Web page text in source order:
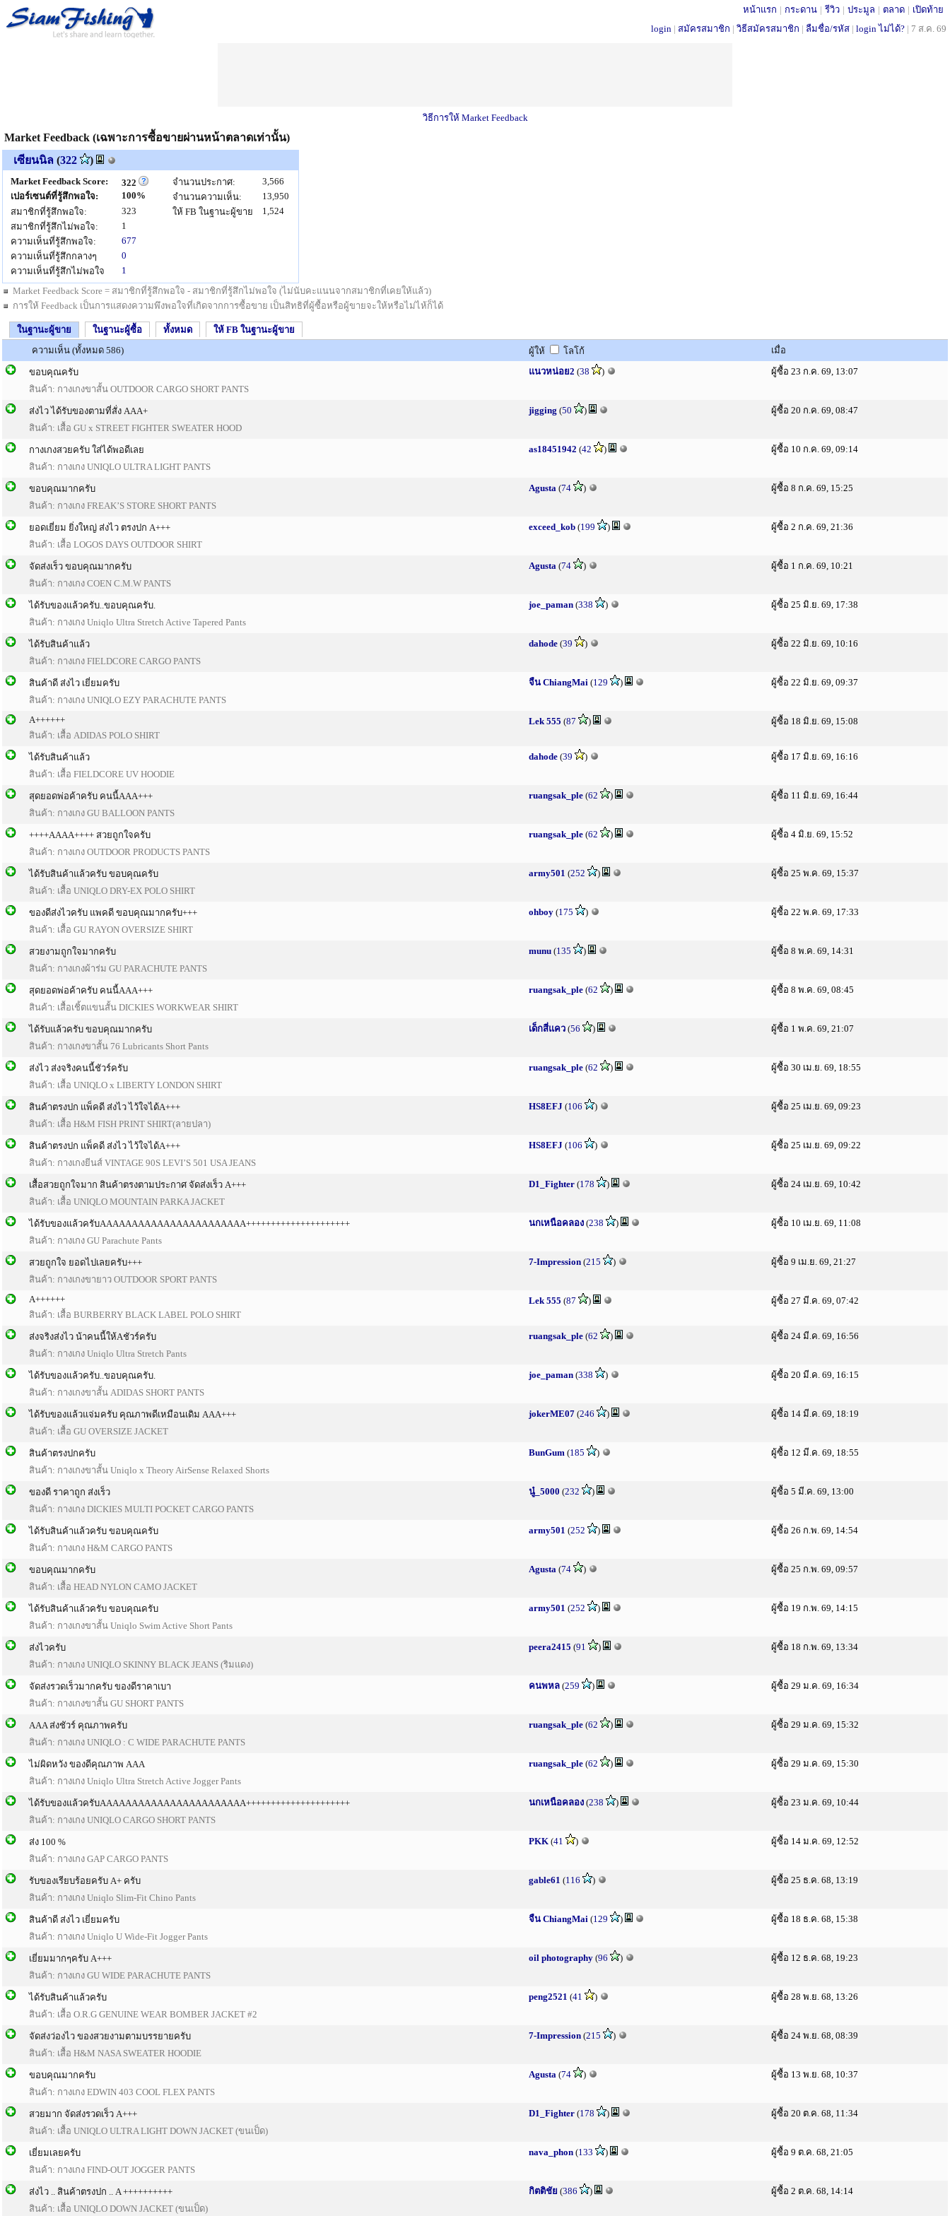
หน้าแรก | กระดาน | รีวิว | ประมูล | ตลาด | เปิดท้าย
login | สมัครสมาชิก | วิธีสมัครสมาชิก | ลืมชื่อ/รหัส | login ไม่ได้? | 7 ส.ค. 69
วิธีการให้ Market Feedback
Market Feedback (เฉพาะการซื้อขายผ่านหน้าตลาดเท่านั้น)
เซียนนิล (322 )
Market Feedback Score:
322
เปอร์เซนต์ที่รู้สึกพอใจ:
100%
สมาชิกที่รู้สึกพอใจ:
323
สมาชิกที่รู้สึกไม่พอใจ:
1
ความเห็นที่รู้สึกพอใจ:
677
ความเห็นที่รู้สึกกลางๆ
0
ความเห็นที่รู้สึกไม่พอใจ
1
จำนวนประกาศ:
3,566
จำนวนความเห็น:
13,950
ให้ FB ในฐานะผู้ขาย
1,524
Market Feedback Score = สมาชิกที่รู้สึกพอใจ - สมาชิกที่รู้สึกไม่พอใจ (ไม่นับคะแนนจากสมาชิกที่เคยให้แล้ว)
การให้ Feedback เป็นการแสดงความพึงพอใจที่เกิดจากการซื้อขาย เป็นสิทธิที่ผู้ซื้อหรือผู้ขายจะให้หรือไม่ไห้ก็ได้
ในฐานะผู้ขาย ในฐานะผู้ซื้อ ทั้งหมด
ให้ FB ในฐานะผู้ขาย
ความเห็น (ทั้งหมด 586)
ผู้ให้ โลโก้ เมื่อ
ขอบคุณครับ
สินค้า: กางเกงขาสั้น OUTDOOR CARGO SHORT PANTS
แนวหน่อย2 (38 ) ผู้ซื้อ 23 ก.ค. 69, 13:07
ส่งไว ได้รับของตามที่สั่ง AAA+
สินค้า: เสื้อ GU x STREET FIGHTER SWEATER HOOD
jigging (50 ) ผู้ซื้อ 20 ก.ค. 69, 08:47
กางเกงสวยครับ ใส่ได้พอดีเลย
สินค้า: กางเกง UNIQLO ULTRA LIGHT PANTS
as18451942 (42 ) ผู้ซื้อ 10 ก.ค. 69, 09:14
ขอบคุณมากครับ
สินค้า: กางเกง FREAK’S STORE SHORT PANTS
Agusta (74 ) ผู้ซื้อ 8 ก.ค. 69, 15:25
ยอดเยี่ยม ยิ่งใหญ่ ส่งไว ตรงปก A+++
สินค้า: เสื้อ LOGOS DAYS OUTDOOR SHIRT
exceed_kob (199 ) ผู้ซื้อ 2 ก.ค. 69, 21:36
จัดส่งเร็ว ขอบคุณมากครับ
สินค้า: กางเกง COEN C.M.W PANTS
Agusta (74 ) ผู้ซื้อ 1 ก.ค. 69, 10:21
ได้รับของแล้วครับ..ขอบคุณครับ.
สินค้า: กางเกง Uniqlo Ultra Stretch Active Tapered Pants
joe_paman (338 ) ผู้ซื้อ 25 มิ.ย. 69, 17:38
ได้รับสินค้าแล้ว
สินค้า: กางเกง FIELDCORE CARGO PANTS
dahode (39 ) ผู้ซื้อ 22 มิ.ย. 69, 10:16
สินค้าดี ส่งไว เยี่ยมครับ
สินค้า: กางเกง UNIQLO EZY PARACHUTE PANTS
จืน ChiangMai (129 ) ผู้ซื้อ 22 มิ.ย. 69, 09:37
A++++++
สินค้า: เสื้อ ADIDAS POLO SHIRT
Lek 555 (87 ) ผู้ซื้อ 18 มิ.ย. 69, 15:08
ได้รับสินค้าแล้ว
สินค้า: เสื้อ FIELDCORE UV HOODIE
dahode (39 ) ผู้ซื้อ 17 มิ.ย. 69, 16:16
สุดยอดพ่อค้าครับ คนนี้AAA+++
สินค้า: กางเกง GU BALLOON PANTS
ruangsak_ple (62 ) ผู้ซื้อ 11 มิ.ย. 69, 16:44
++++AAAA++++ สวยถูกใจครับ
สินค้า: กางเกง OUTDOOR PRODUCTS PANTS
ruangsak_ple (62 ) ผู้ซื้อ 4 มิ.ย. 69, 15:52
ได้รับสินค้าแล้วครับ ขอบคุณครับ
สินค้า: เสื้อ UNIQLO DRY-EX POLO SHIRT
army501 (252 ) ผู้ซื้อ 25 พ.ค. 69, 15:37
ของดีส่งไวครับ แพคดี ขอบคุณมากครับ+++
สินค้า: เสื้อ GU RAYON OVERSIZE SHIRT
ohboy (175 ) ผู้ซื้อ 22 พ.ค. 69, 17:33
สวยงามถูกใจมากครับ
สินค้า: กางเกงผ้าร่ม GU PARACHUTE PANTS
munu (135 ) ผู้ซื้อ 8 พ.ค. 69, 14:31
สุดยอดพ่อค้าครับ คนนี้AAA+++
สินค้า: เสื้อเชิ้ตแขนสั้น DICKIES WORKWEAR SHIRT
ruangsak_ple (62 ) ผู้ซื้อ 8 พ.ค. 69, 08:45
ได้รับแล้วครับ ขอบคุณมากครับ
สินค้า: กางเกงขาสั้น 76 Lubricants Short Pants
เด็กสี่แคว (56 ) ผู้ซื้อ 1 พ.ค. 69, 21:07
ส่งไว ส่งจริงคนนี้ชัวร์ครับ
สินค้า: เสื้อ UNIQLO x LIBERTY LONDON SHIRT
ruangsak_ple (62 ) ผู้ซื้อ 30 เม.ย. 69, 18:55
สินค้าตรงปก แพ็คดี ส่งไว ไว้ใจได้A+++
สินค้า: เสื้อ H&M FISH PRINT SHIRT(ลายปลา)
HS8EFJ (106 ) ผู้ซื้อ 25 เม.ย. 69, 09:23
สินค้าตรงปก แพ็คดี ส่งไว ไว้ใจได้A+++
สินค้า: กางเกงยีนส์ VINTAGE 90S LEVI’S 501 USA JEANS
HS8EFJ (106 ) ผู้ซื้อ 25 เม.ย. 69, 09:22
เสื้อสวย​ถูกใจมาก​ สินค้าตรงตามประกาศ​ จัดส่งเร็ว​ A+++
สินค้า: เสื้อ UNIQLO MOUNTAIN PARKA JACKET
D1_Fighter (178 ) ผู้ซื้อ 24 เม.ย. 69, 10:42
ได้รับของแล้วครับAAAAAAAAAAAAAAAAAAAAAAA+++++++++++++++++++++
สินค้า: กางเกง GU Parachute Pants
นกเหนือคลอง (238 ) ผู้ซื้อ 10 เม.ย. 69, 11:08
สวยถูกใจ ยอดไปเลยครับ+++
สินค้า: กางเกงขายาว OUTDOOR SPORT PANTS
7-Impression (215 ) ผู้ซื้อ 9 เม.ย. 69, 21:27
A++++++
สินค้า: เสื้อ BURBERRY BLACK LABEL POLO SHIRT
Lek 555 (87 ) ผู้ซื้อ 27 มี.ค. 69, 07:42
ส่งจริงส่งไว น้าคนนี้ให้Aชัวร์ครับ
สินค้า: กางเกง Uniqlo Ultra Stretch Pants
ruangsak_ple (62 ) ผู้ซื้อ 24 มี.ค. 69, 16:56
ได้รับของแล้วครับ..ขอบคุณครับ.
สินค้า: กางเกงขาสั้น ADIDAS SHORT PANTS
joe_paman (338 ) ผู้ซื้อ 20 มี.ค. 69, 16:15
ได้รับของแล้วแจ่มครับ คุณภาพดีเหมือนเดิม AAA+++
สินค้า: เสื้อ GU OVERSIZE JACKET
jokerME07 (246 ) ผู้ซื้อ 14 มี.ค. 69, 18:19
สินค้าตรงปกครับ
สินค้า: กางเกงขาสั้น Uniqlo x Theory AirSense Relaxed Shorts
BunGum (185 ) ผู้ซื้อ 12 มี.ค. 69, 18:55
ของดี ราคาถูก ส่งเร็ว
สินค้า: กางเกง DICKIES MULTI POCKET CARGO PANTS
นู๋_5000 (232 ) ผู้ซื้อ 5 มี.ค. 69, 13:00
ได้รับสินค้าแล้วครับ ขอบคุณครับ
สินค้า: กางเกง H&M CARGO PANTS
army501 (252 ) ผู้ซื้อ 26 ก.พ. 69, 14:54
ขอบคุณมากครับ
สินค้า: เสื้อ HEAD NYLON CAMO JACKET
Agusta (74 ) ผู้ซื้อ 25 ก.พ. 69, 09:57
ได้รับสินค้าแล้วครับ ขอบคุณครับ
สินค้า: กางเกงขาสั้น Uniqlo Swim Active Short Pants
army501 (252 ) ผู้ซื้อ 19 ก.พ. 69, 14:15
ส่งไวครับ
สินค้า: กางเกง UNIQLO SKINNY BLACK JEANS (ริมแดง)
peera2415 (91 ) ผู้ซื้อ 18 ก.พ. 69, 13:34
จัดส่งรวดเร็วมากครับ ของดีราคาเบา
สินค้า: กางเกงขาสั้น GU SHORT PANTS
คนพหล (259 ) ผู้ซื้อ 29 ม.ค. 69, 16:34
AAA ส่งชัวร์ คุณภาพครับ
สินค้า: กางเกง UNIQLO : C WIDE PARACHUTE PANTS
ruangsak_ple (62 ) ผู้ซื้อ 29 ม.ค. 69, 15:32
ไม่ผิดหวัง ของดีคุณภาพ AAA
สินค้า: กางเกง Uniqlo Ultra Stretch Active Jogger Pants
ruangsak_ple (62 ) ผู้ซื้อ 29 ม.ค. 69, 15:30
ได้รับของแล้วครับAAAAAAAAAAAAAAAAAAAAAAA+++++++++++++++++++++
สินค้า: กางเกง UNIQLO CARGO SHORT PANTS
นกเหนือคลอง (238 ) ผู้ซื้อ 23 ม.ค. 69, 10:44
ส่ง 100 %
สินค้า: กางเกง GAP CARGO PANTS
PKK (41 ) ผู้ซื้อ 14 ม.ค. 69, 12:52
รับของเรียบร้อยครับ A+ ครับ
สินค้า: กางเกง Uniqlo Slim-Fit Chino Pants
gable61 (116 ) ผู้ซื้อ 25 ธ.ค. 68, 13:19
สินค้าดี ส่งไว เยี่ยมครับ
สินค้า: กางเกง Uniqlo U Wide-Fit Jogger Pants
จืน ChiangMai (129 ) ผู้ซื้อ 18 ธ.ค. 68, 15:38
เยี่ยมมากๆครับ A+++
สินค้า: กางเกง GU WIDE PARACHUTE PANTS
oil photography (96 ) ผู้ซื้อ 12 ธ.ค. 68, 19:23
ได้รับสินค้าแล้วครับ
สินค้า: เสื้อ O.R.G GENUINE WEAR BOMBER JACKET #2
peng2521 (41 ) ผู้ซื้อ 28 พ.ย. 68, 13:26
จัดส่งว่องไว ของสวยงามตามบรรยายครับ
สินค้า: เสื้อ H&M NASA SWEATER HOODIE
7-Impression (215 ) ผู้ซื้อ 24 พ.ย. 68, 08:39
ขอบคุณมากครับ
สินค้า: กางเกง EDWIN 403 COOL FLEX PANTS
Agusta (74 ) ผู้ซื้อ 13 พ.ย. 68, 10:37
สวยมาก จัดส่งรวดเร็ว A+++
สินค้า: เสื้อ UNIQLO ULTRA LIGHT DOWN JACKET (ขนเป็ด)
D1_Fighter (178 ) ผู้ซื้อ 20 ต.ค. 68, 11:34
เยี่ยมเลยครับ
สินค้า: กางเกง FIND-OUT JOGGER PANTS
nava_phon (133 ) ผู้ซื้อ 9 ต.ค. 68, 21:05
ส่งไว .. สินค้าตรงปก .. A ++++++++++
สินค้า: เสื้อ UNIQLO DOWN JACKET (ขนเป็ด)
กิตติชัย (386 ) ผู้ซื้อ 2 ต.ค. 68, 14:14